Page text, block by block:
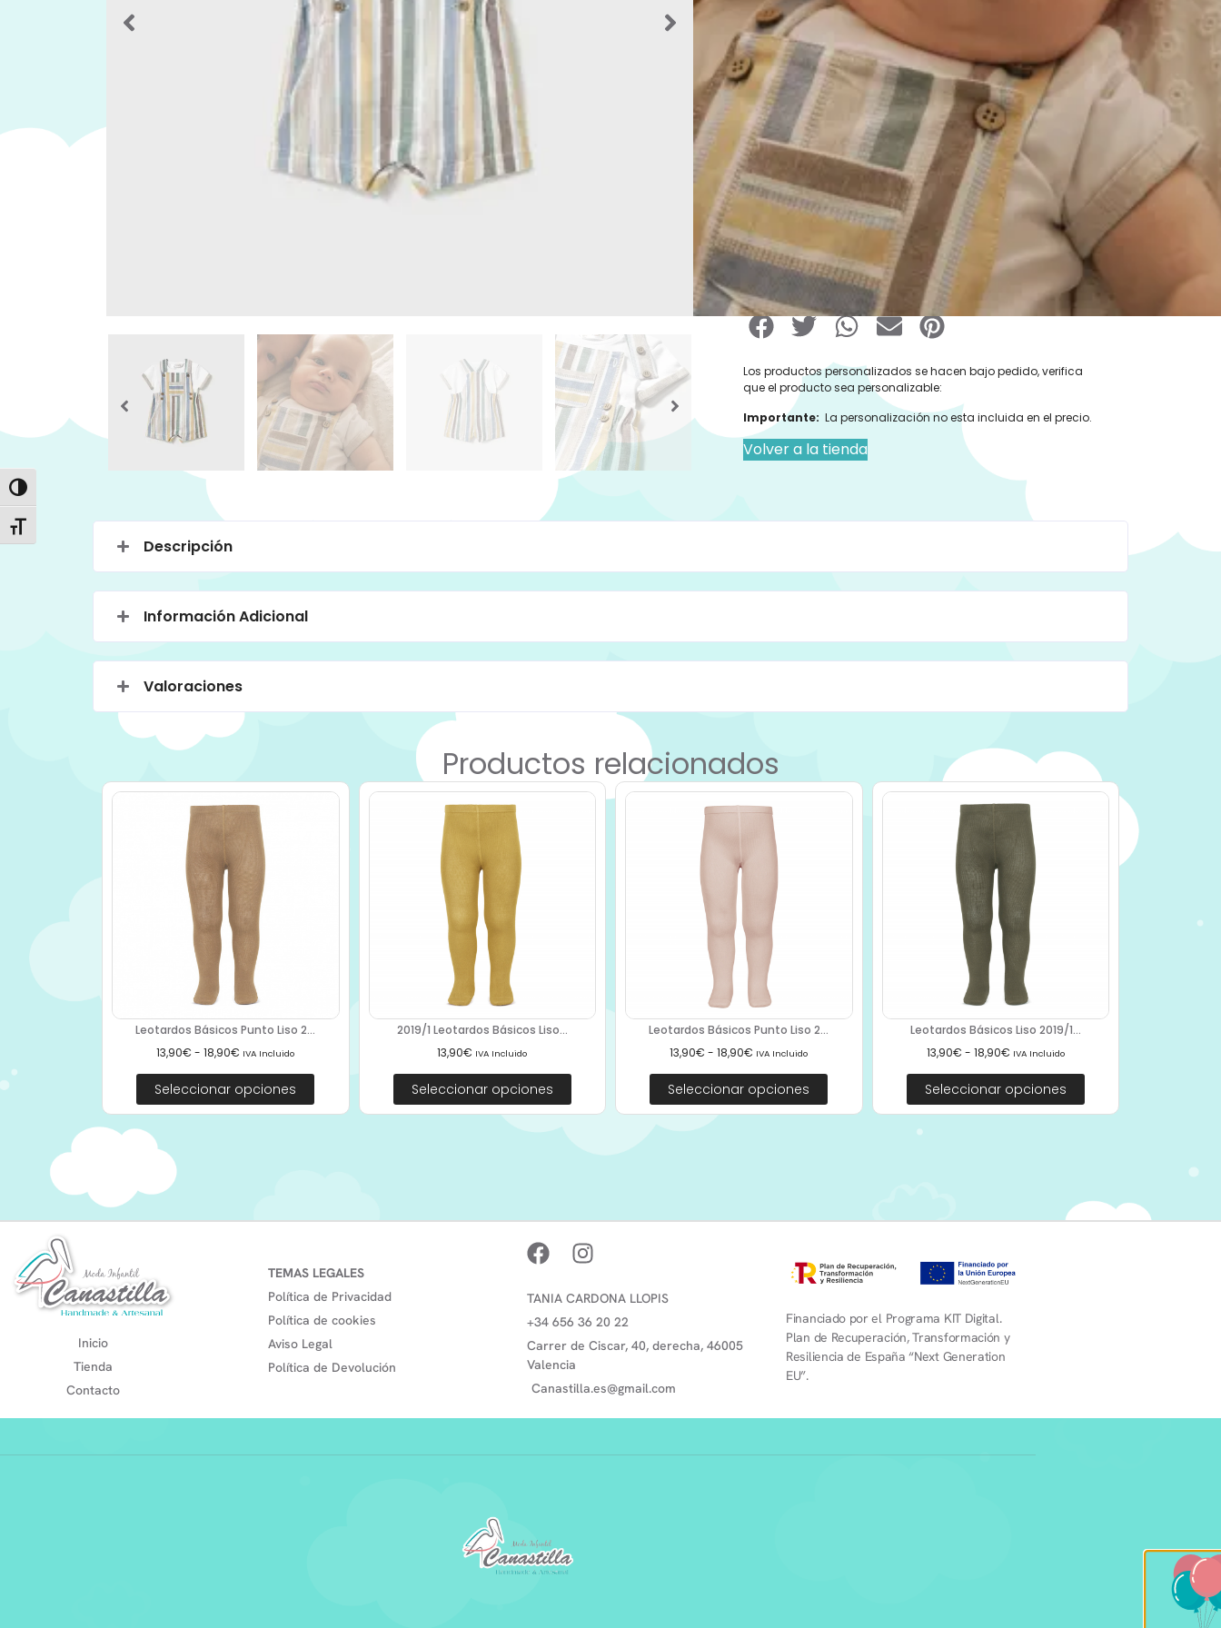
Alternar alto contraste
Alternar tamaño de letra
Categorías:Ropa y Accesorios
Ranitas Verano Ropa
Etiquetas:Conjunto Bebé,Mayoral,Peto,peto con
gorro,Ranita,Ranita con gorro,Ranita mayoral
Rebajas
Ropa para Bebé
35,99€ IVA Incluido
Talla De Ropa
Añadir al carrito
Los productos personalizados se hacen bajo pedido, verifica
que el producto sea personalizable:
Importante: La personalización no esta incluida en el precio.
Volver a la tienda
Descripción
Información Adicional
Valoraciones
Productos relacionados
Leotardos Básicos Punto Liso 2...
13,90€ - 18,90€ IVA Incluido
Seleccionar opciones
2019/1 Leotardos Básicos Liso...
13,90€ IVA Incluido
Seleccionar opciones
Leotardos Básicos Punto Liso 2...
13,90€ - 18,90€ IVA Incluido
Seleccionar opciones
Leotardos Básicos Liso 2019/1...
13,90€ - 18,90€ IVA Incluido
Seleccionar opciones
Inicio
Tienda
Contacto
TEMAS LEGALES
Política de Privacidad
Política de cookies
Aviso Legal
Política de Devolución
TANIA CARDONA LLOPIS
+34 656 36 20 22
Carrer de Ciscar, 40, derecha, 46005
Valencia
Canastilla.es@gmail.com
Financiado por el Programa KIT Digital.
Plan de Recuperación, Transformación y
Resiliencia de España “Next Generation
EU”.